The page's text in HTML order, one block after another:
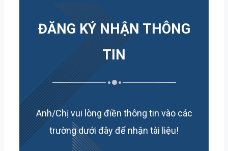
ĐĂNG KÝ NHẬN THÔNG
TIN
Anh/Chị vui lòng điền thông tin vào các
trường dưới đây để nhận tài liệu!